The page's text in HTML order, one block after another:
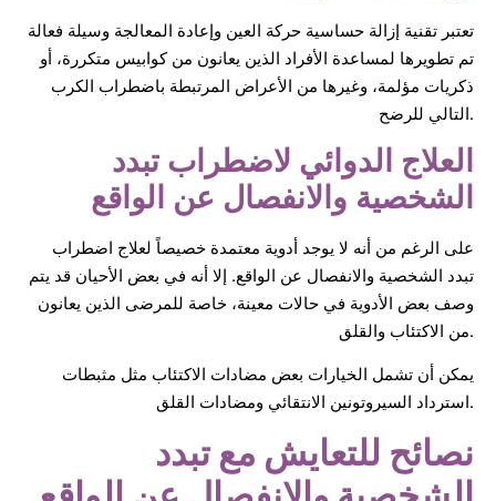
تعتبر تقنية إزالة حساسية حركة العين وإعادة المعالجة وسيلة فعالة
تم تطويرها لمساعدة الأفراد الذين يعانون من كوابيس متكررة، أو
ذكريات مؤلمة، وغيرها من الأعراض المرتبطة باضطراب الكرب
التالي للرضح.
العلاج الدوائي لاضطراب تبدد
الشخصية والانفصال عن الواقع
على الرغم من أنه لا يوجد أدوية معتمدة خصيصاً لعلاج اضطراب
تبدد الشخصية والانفصال عن الواقع. إلا أنه في بعض الأحيان قد يتم
وصف بعض الأدوية في حالات معينة، خاصة للمرضى الذين يعانون
من الاكتئاب والقلق.
يمكن أن تشمل الخيارات بعض مضادات الاكتئاب مثل مثبطات
استرداد السيروتونين الانتقائي ومضادات القلق.
نصائح للتعايش مع تبدد